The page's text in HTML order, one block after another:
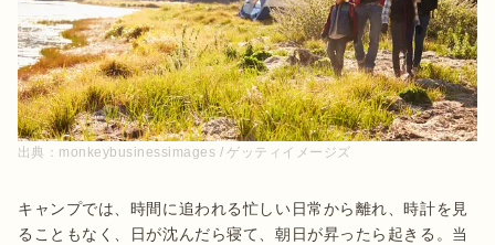
出典： monkeybusinessimages / ゲッティイメージズ
キャンプでは、時間に追われる忙しい日常から離れ、時計を見
ることもなく、日が沈んだら寝て、朝日が昇ったら起きる。当